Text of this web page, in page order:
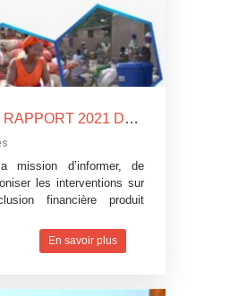
BURKINA FASO : RAPPORT 2021 DE L’INCLUSION FINANCIERE
mission d’informer, de
les interventions sur
financière produit
En savoir plus